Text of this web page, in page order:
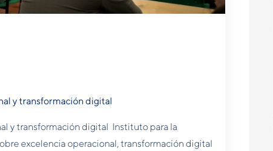
y transformación digital
y transformación digital Instituto para la
excelencia operacional, transformación digital